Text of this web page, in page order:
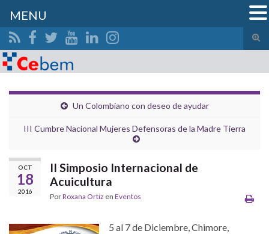
el
Search for:
Un Colombiano con deseo de ayudar
III Cumbre Nacional Mujeres Defensoras de la Madre Tierra
OCT
18
2016
II Simposio Internacional de
Acuicultura
PorRoxana Ortiz en Eventos
5 al 7 de Diciembre, Chimore,
MENU